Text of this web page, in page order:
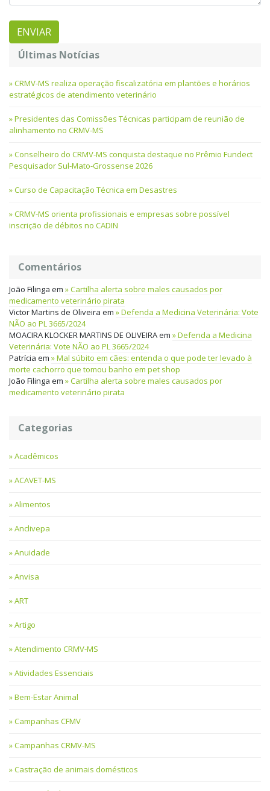
Últimas Notícias
CRMV-MS realiza operação fiscalizatória em plantões e horários
estratégicos de atendimento veterinário
Presidentes das Comissões Técnicas participam de reunião de
alinhamento no CRMV-MS
Conselheiro do CRMV-MS conquista destaque no Prêmio Fundect
Pesquisador Sul-Mato-Grossense 2026
Curso de Capacitação Técnica em Desastres
CRMV-MS orienta profissionais e empresas sobre possível
inscrição de débitos no CADIN
Comentários
João Filinga em
Cartilha alerta sobre males causados por
medicamento veterinário pirata
Victor Martins de Oliveira em
Defenda a Medicina Veterinária: Vote
NÃO ao PL 3665/2024
MOACIRA KLOCKER MARTINS DE OLIVEIRAem
Defenda a Medicina
Veterinária: Vote NÃO ao PL 3665/2024
Patrícia em
Mal súbito em cães: entenda o que pode ter levado à
morte cachorro que tomou banho em pet shop
João Filinga em
Cartilha alerta sobre males causados por
medicamento veterinário pirata
Categorias
Acadêmicos
ACAVET-MS
Alimentos
Anclivepa
Anuidade
Anvisa
ART
Artigo
Atendimento CRMV-MS
Atividades Essenciais
Bem-Estar Animal
Campanhas CFMV
Campanhas CRMV-MS
Castração de animais domésticos